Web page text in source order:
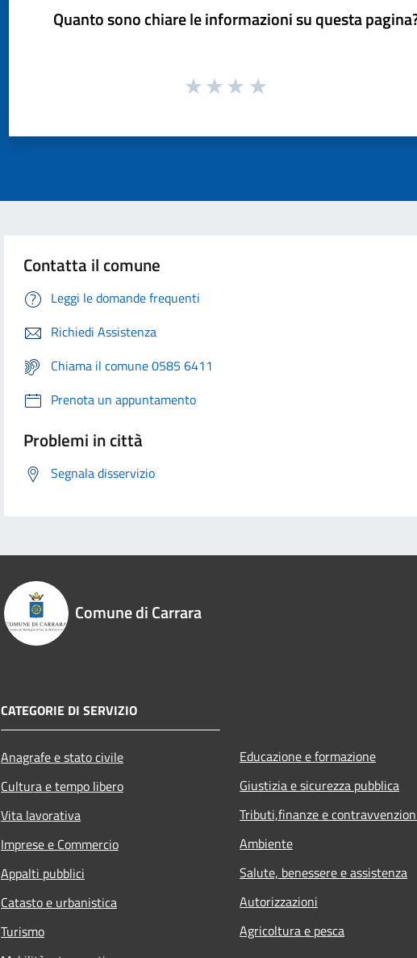
Quanto sono chiare le informazioni su questa
Contatta il comune
Leggi le domande frequenti
Richiedi Assistenza
Chiama il comune 0585 6411
Prenota un appuntamento
Problemi in città
Segnala disservizio
Comune di Carrara
CATEGORIE DI SERVIZIO
Anagrafe e stato civile
Cultura e tempo libero
Vita lavorativa
Imprese e Commercio
Appalti pubblici
Catasto e urbanistica
Turismo
Educazione e formazione
Giustizia e sicurezza pubblica
Tributi,finanze e
Ambiente
Salute, benessere e assistenza
Autorizzazioni
Agricoltura e pesca